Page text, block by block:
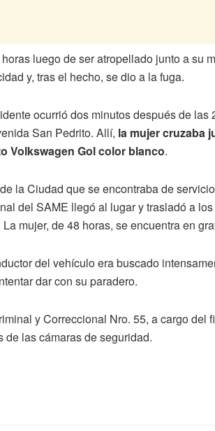
luego de ser atropellado junto a su
y, tras el hecho, se dio a la fuga.
ocurrió dos minutos después de las
San Pedrito. Allí, la mujer cruzaba
Volkswagen Gol color blanco.
la Ciudad que se encontraba de
del SAME llegó al lugar y trasladó a
mujer, de 48 horas, se encuentra en
del vehículo era buscado
dar con su paradero.
y Correccional Nro. 55, a cargo del
las cámaras de seguridad.